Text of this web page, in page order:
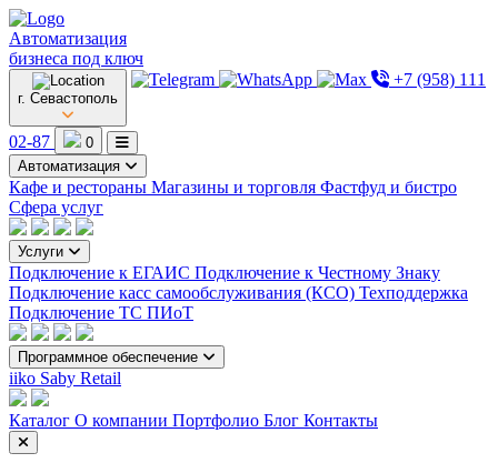
Автоматизация
бизнеса под ключ
г. Севастополь
+7 (958) 111
02-87
0
Автоматизация
Кафе и рестораны Магазины и торговля Фастфуд и бистро
Сфера услуг
Услуги
Подключение к ЕГАИС Подключение к Честному Знаку
Подключение касс самообслуживания (КСО) Техподдержка
Подключение ТС ПИоТ
Программное обеспечение
iiko Saby Retail
Каталог О компании Портфолио Блог Контакты